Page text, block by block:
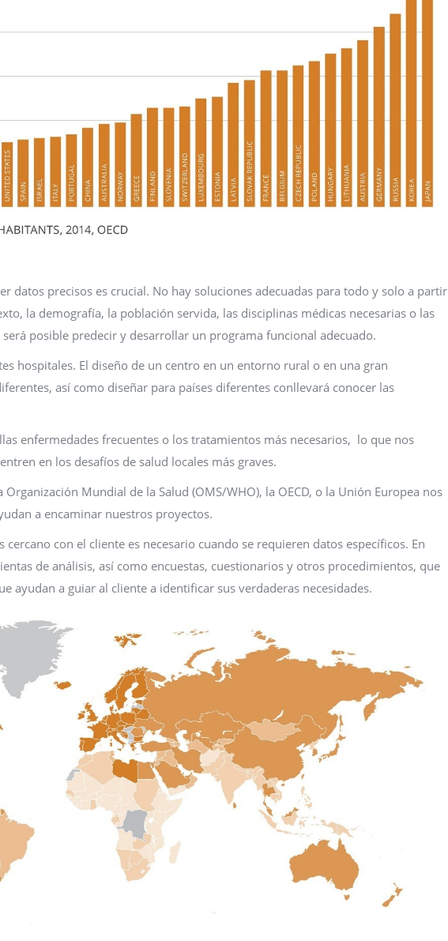
datos precisos es crucial. No hay soluciones adecuadas para todo y solo a partir
la demografía, la población servida, las disciplinas médicas necesarias o las
posible predecir y desarrollar un programa funcional adecuado.
hospitales. El diseño de un centro en un entorno rural o en una gran
así como diseñar para países diferentes conllevará conocer las
enfermedades frecuentes o los tratamientos más necesarios, lo que nos
en los desafíos de salud locales más graves.
Mundial de la Salud (OMS/WHO), la OECD, o la Unión Europea nos
a encaminar nuestros proyectos.
con el cliente es necesario cuando se requieren datos específicos. En
de análisis, así como encuestas, cuestionarios y otros procedimientos, que
ayudan a guiar al cliente a identificar sus verdaderas necesidades.